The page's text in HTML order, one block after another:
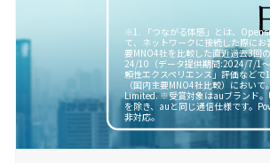
※1. 「つながる体感」とは、
て、ネットワークに接続した際に
要MNO4社を比較した直近過去3
24/10（データ提供期間:2024/7/1
頼性エクスペリエンス」評価など
（国内主要MNO4社比較）におい
Limited. ※受賞対象はauブランド。
を除き、auと同じ通信仕様です。
非対応。